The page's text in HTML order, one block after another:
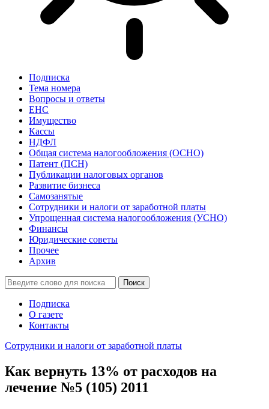
Подписка
Тема номера
Вопросы и ответы
ЕНС
Имущество
Кассы
НДФЛ
Общая система налогообложения (ОСНО)
Патент (ПСН)
Публикации налоговых органов
Развитие бизнеса
Самозанятые
Сотрудники и налоги от заработной платы
Упрощенная система налогообложения (УСНО)
Финансы
Юридические советы
Прочее
Архив
Подписка
О газете
Контакты
Сотрудники и налоги от заработной платы
Как вернуть 13% от расходов на
лечение №5 (105) 2011